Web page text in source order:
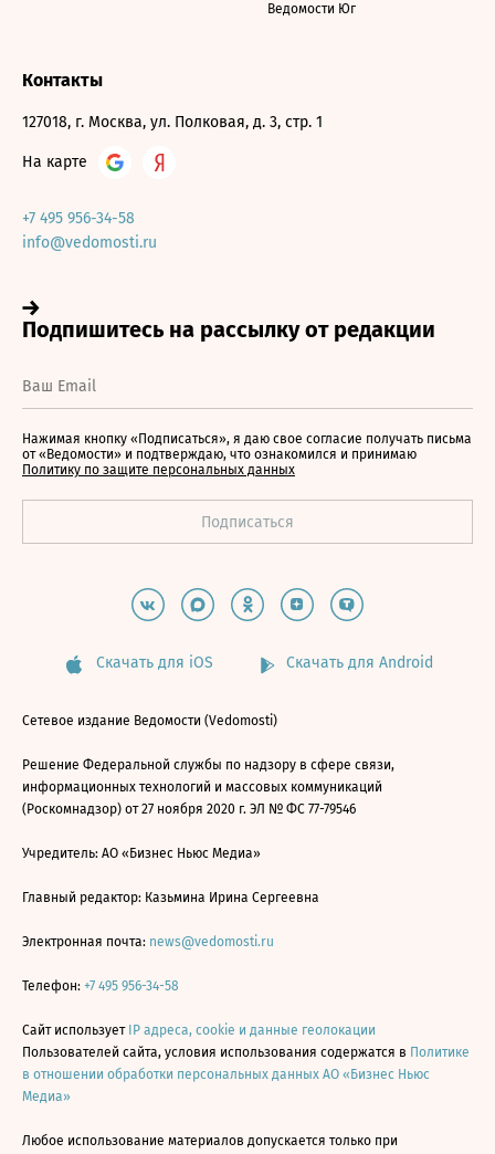
Ведомости Юг
Контакты
127018, г. Москва, ул. Полковая, д. 3, стр. 1
На карте
+7 495 956-34-58
info@vedomosti.ru
Нажимая кнопку «Подписаться», я даю свое согласие получать письма
от «Ведомости» и подтверждаю, что ознакомился и принимаю
Политику по защите персональных данных
Скачать для iOS Скачать для Android
Сетевое издание Ведомости (Vedomosti)
Решение Федеральной службы по надзору в сфере связи,
информационных технологий и массовых коммуникаций
(Роскомнадзор) от 27 ноября 2020 г. ЭЛ № ФС 77-79546
Учредитель: АО «Бизнес Ньюс Медиа»
Главный редактор: Казьмина Ирина Сергеевна
Электронная почта: news@vedomosti.ru
Телефон: +7 495 956-34-58
Сайт использует IP адреса, cookie и данные геолокации
Пользователей сайта, условия использования содержатся в Политике
в отношении обработки персональных данных АО «Бизнес Ньюс
Медиа»
Любое использование материалов допускается только при